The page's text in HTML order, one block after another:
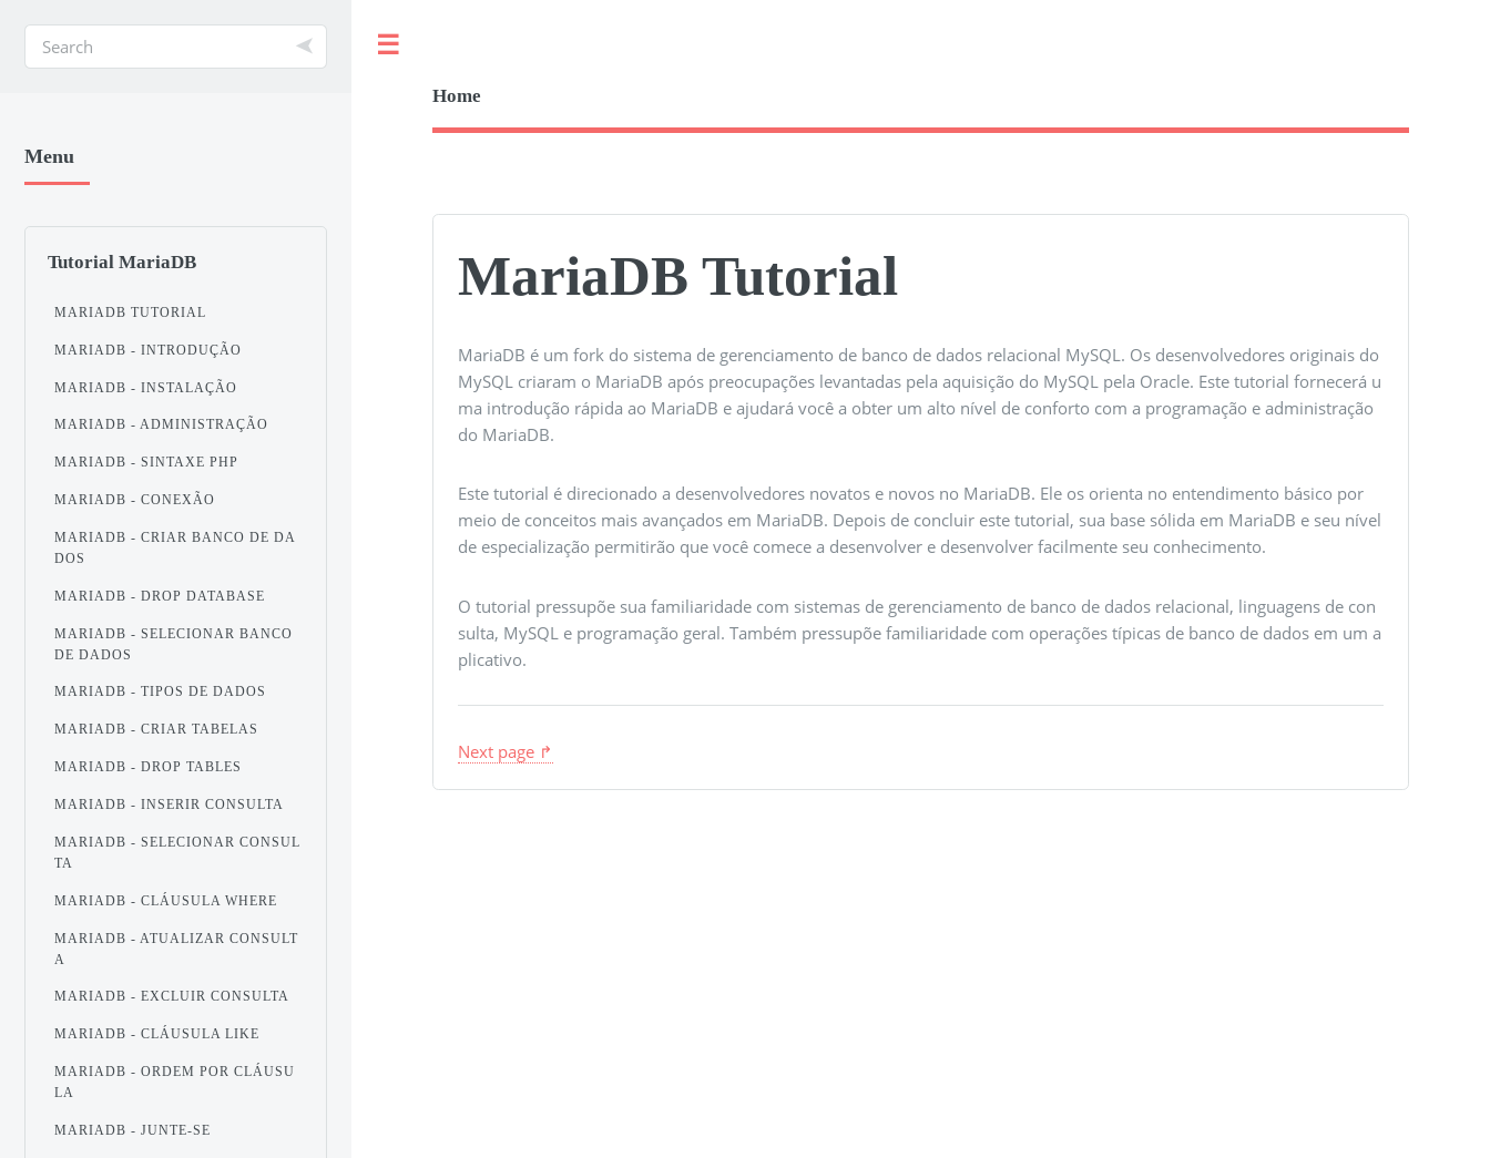
Home
MariaDB Tutorial
MariaDB é um fork do sistema de gerenciamento de banco de dados relacional MySQL. Os desenvolvedores originais do
MySQL criaram o MariaDB após preocupações levantadas pela aquisição do MySQL pela Oracle. Este tutorial fornecerá u
ma introdução rápida ao MariaDB e ajudará você a obter um alto nível de conforto com a programação e administração
do MariaDB.
Este tutorial é direcionado a desenvolvedores novatos e novos no MariaDB. Ele os orienta no entendimento básico por
meio de conceitos mais avançados em MariaDB. Depois de concluir este tutorial, sua base sólida em MariaDB e seu nível
de especialização permitirão que você comece a desenvolver e desenvolver facilmente seu conhecimento.
O tutorial pressupõe sua familiaridade com sistemas de gerenciamento de banco de dados relacional, linguagens de con
sulta, MySQL e programação geral. Também pressupõe familiaridade com operações típicas de banco de dados em um a
plicativo.
Next page ↱
Menu
Tutorial MariaDB
MARIADB TUTORIAL
MARIADB - INTRODUÇÃO
MARIADB - INSTALAÇÃO
MARIADB - ADMINISTRAÇÃO
MARIADB - SINTAXE PHP
MARIADB - CONEXÃO
MARIADB - CRIAR BANCO DE DA
DOS
MARIADB - DROP DATABASE
MARIADB - SELECIONAR BANCO
DE DADOS
MARIADB - TIPOS DE DADOS
MARIADB - CRIAR TABELAS
MARIADB - DROP TABLES
MARIADB - INSERIR CONSULTA
MARIADB - SELECIONAR CONSUL
TA
MARIADB - CLÁUSULA WHERE
MARIADB - ATUALIZAR CONSULT
A
MARIADB - EXCLUIR CONSULTA
MARIADB - CLÁUSULA LIKE
MARIADB - ORDEM POR CLÁUSU
LA
MARIADB - JUNTE-SE